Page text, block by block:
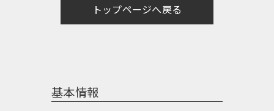
トップページへ戻る
基本情報